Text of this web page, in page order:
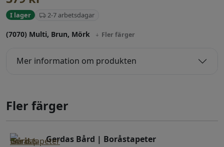
I lager 2-7 arbetsdagar
(7070) Multi, Brun, Mörk Fler färger
Mer information om produkten
Fler färger
Gerdas Bård | Boråstapeter